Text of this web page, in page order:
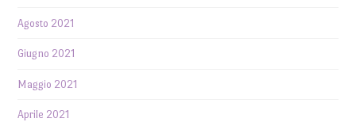
Agosto 2021
Giugno 2021
Maggio 2021
Aprile 2021